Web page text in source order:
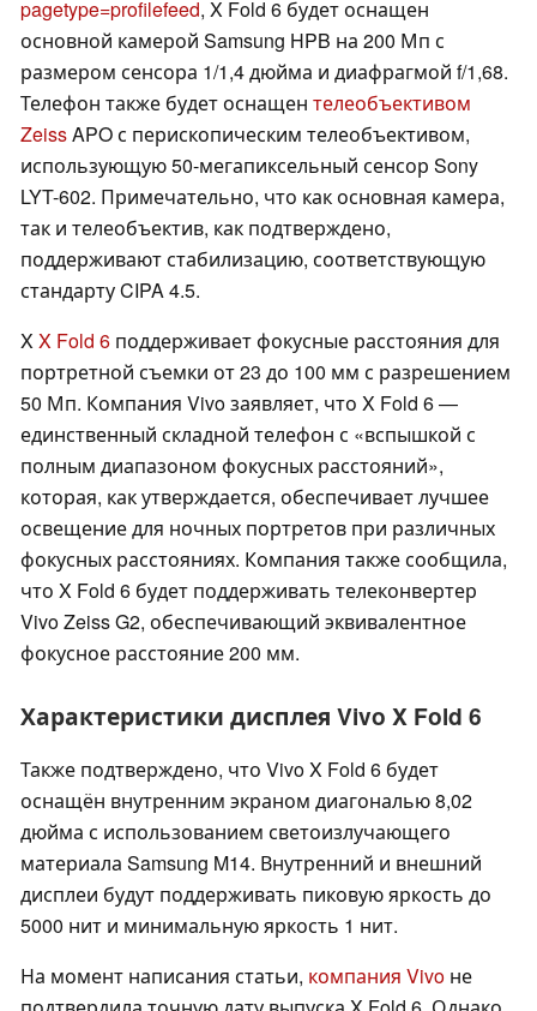
pagetype=profilefeed, X Fold 6 будет оснащен
основной камерой Samsung HPB на 200 Мп с
размером сенсора 1/1,4 дюйма и диафрагмой f/1,68.
Телефон также будет оснащен телеобъективом
ZeissAPO с перископическим телеобъективом,
использующую 50-мегапиксельный сенсор Sony
LYT-602. Примечательно, что как основная камера,
так и телеобъектив, как подтверждено,
поддерживают стабилизацию, соответствующую
стандарту CIPA 4.5.
XX Fold 6 поддерживает фокусные расстояния для
портретной съемки от 23 до 100 мм с разрешением
50 Мп. Компания Vivo заявляет, что X Fold 6 —
единственный складной телефон с «вспышкой с
полным диапазоном фокусных расстояний»,
которая, как утверждается, обеспечивает лучшее
освещение для ночных портретов при различных
фокусных расстояниях. Компания также сообщила,
что X Fold 6 будет поддерживать телеконвертер
Vivo Zeiss G2, обеспечивающий эквивалентное
фокусное расстояние 200 мм.
Характеристики дисплея Vivo X Fold 6
Также подтверждено, что Vivo X Fold 6 будет
оснащён внутренним экраном диагональю 8,02
дюйма с использованием светоизлучающего
материала Samsung M14. Внутренний и внешний
дисплеи будут поддерживать пиковую яркость до
5000 нит и минимальную яркость 1 нит.
На момент написания статьи, компания Vivo не